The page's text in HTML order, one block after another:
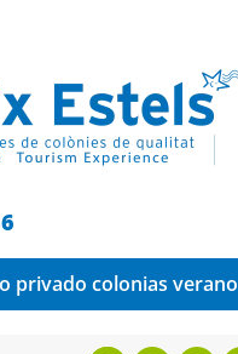
privado colonias verano